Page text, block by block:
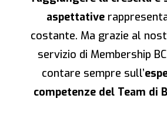
aspettative
costante. Ma grazie al
servizio di Membership
contare sempre sull’
competenze del Team di